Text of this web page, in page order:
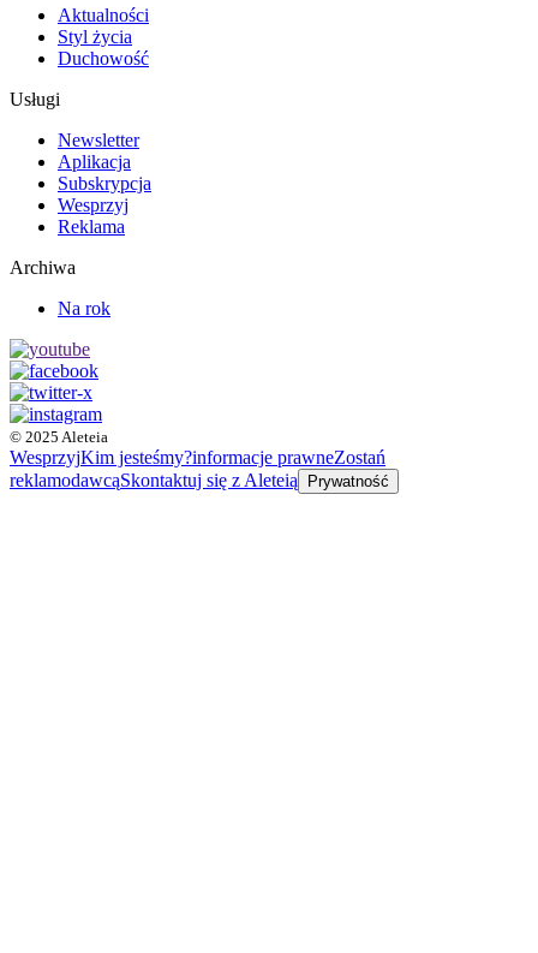
Aktualności
Styl życia
Duchowość
Usługi
Newsletter
Aplikacja
Subskrypcja
Wesprzyj
Reklama
Archiwa
Na rok
© 2025 Aleteia
WesprzyjKim jesteśmy?informacje prawneZostań
reklamodawcąSkontaktuj się z Aleteią Prywatność